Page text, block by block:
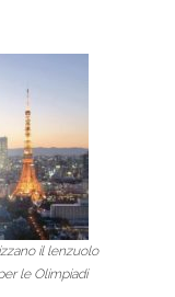
il lenzuolo
le Olimpiadi